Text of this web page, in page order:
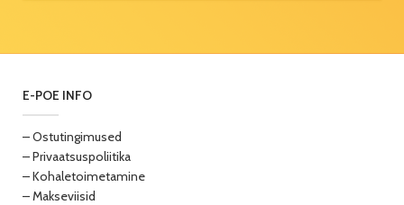
E-POE INFO
– Ostutingimused
– Privaatsuspoliitika
– Kohaletoimetamine
– Makseviisid